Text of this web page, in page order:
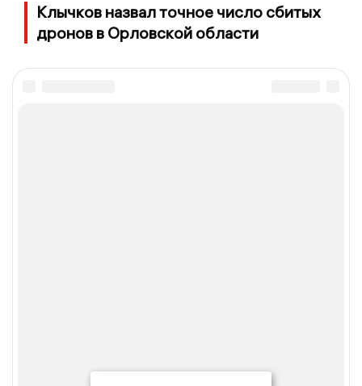
Клычков назвал точное число сбитых
дронов в Орловской области